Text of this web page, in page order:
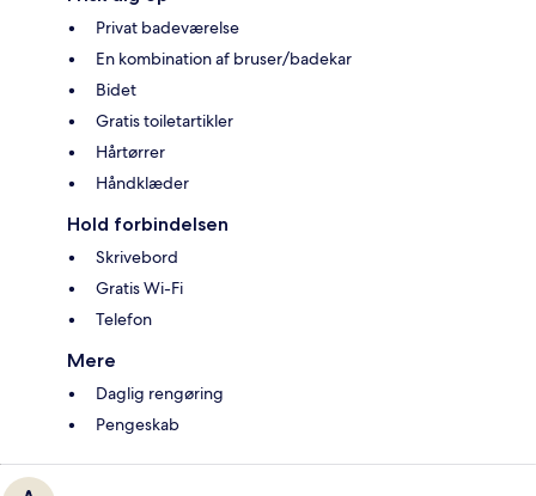
Privat badeværelse
En kombination af bruser/badekar
Bidet
Gratis toiletartikler
Hårtørrer
Håndklæder
Hold forbindelsen
Skrivebord
Gratis Wi-Fi
Telefon
Mere
Daglig rengøring
Pengeskab